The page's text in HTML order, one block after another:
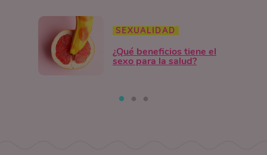
SEXUALIDAD
¿Qué beneficios tiene el
sexo para la salud?